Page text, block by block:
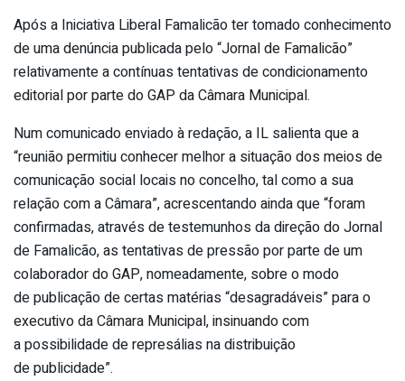
Após a Iniciativa Liberal Famalicão ter tomado conhecimento
de uma denúncia publicada pelo “Jornal de Famalicão”
relativamente a contínuas tentativas de condicionamento
editorial por parte do GAP da Câmara Municipal.
Num comunicado enviado à redação, a IL salienta que a
“reunião permitiu conhecer melhor a situação dos meios de
comunicação social locais no concelho, tal como a sua
relação com a Câmara”, acrescentando ainda que “foram
confirmadas, através de testemunhos da direção do Jornal
de Famalicão, as tentativas de pressão por parte de um
colaborador do GAP, nomeadamente, sobre o modo
de publicação de certas matérias “desagradáveis” para o
executivo da Câmara Municipal, insinuando com
a possibilidade de represálias na distribuição
de publicidade”.